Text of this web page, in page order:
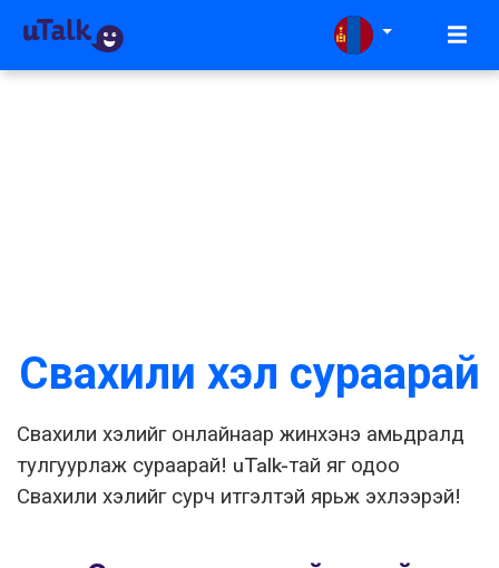
Свахили хэл сураарай
Свахили хэлийг онлайнаар жинхэнэ амьдралд
тулгуурлаж сураарай! uTalk-тай яг одоо
Свахили хэлийг сурч итгэлтэй ярьж эхлээрэй!